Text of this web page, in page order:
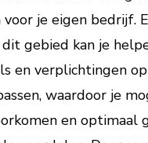
je eigen bedrijf.
gebied kan je
en verplichtingen
waardoor je
en optimaal